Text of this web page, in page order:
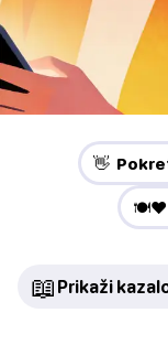
👋
🍽️❤️
📖 Prikaži